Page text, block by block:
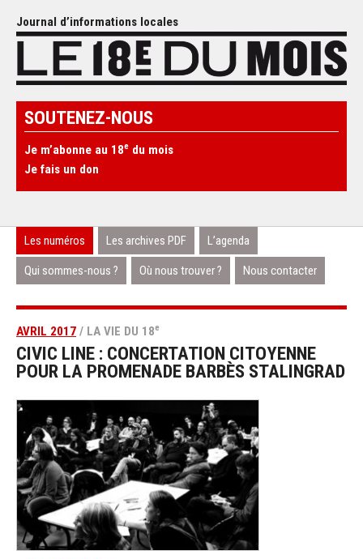
Journal d’informations locales
SOUTENEZ-NOUS
Je m’abonne au 18e du mois
Je fais un don
Les numéros Les archives PDF L’agenda
Qui sommes-nous ? Où nous trouver ? Nous contacter
AVRIL 2017 / LA VIE DU 18e
CIVIC LINE : CONCERTATION CITOYENNE
POUR LA PROMENADE BARBÈS STALINGRAD